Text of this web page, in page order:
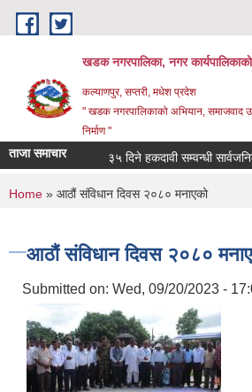
Skip to main content
खडक नगरपालिका, नगर कार्यपालिकाकाे
कल्याणपुर, सप्तरी, मधेश प्रदेश
" खडक नगरपालिकाको अभियान, समाजवाद
निर्माण "
ताजा समाचार ३५ दिने हकदावी सम्वन्धी सार्वजनिक
You are here
Home » आठौं संविधान दिवस २०८० मनाएको
आठौं संविधान दिवस २०८०
Submitted on: Wed, 09/20/2023 -